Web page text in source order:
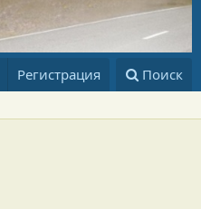
Регистрация Поиск